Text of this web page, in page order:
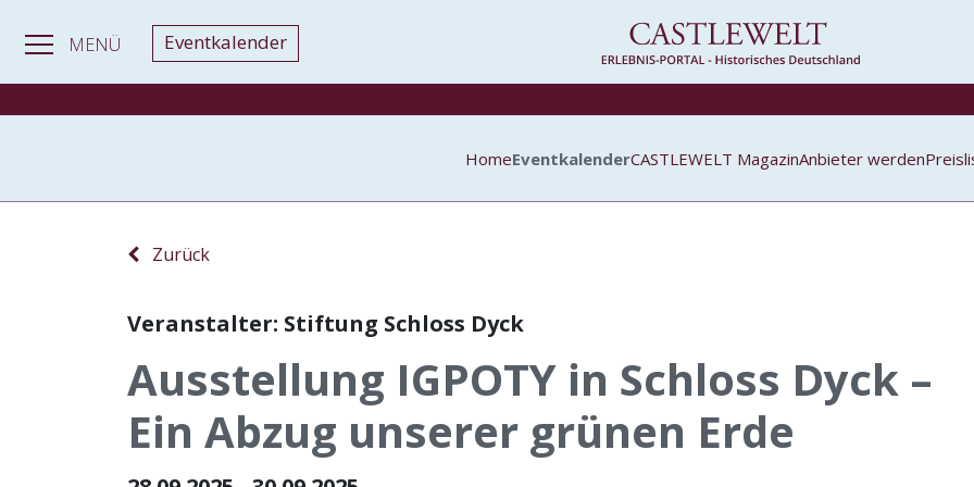
MENÜ Eventkalender
HomeEventkalenderCASTLEWELT MagazinAnbieter werden
Zurück
Veranstalter: Stiftung Schloss Dyck
Ausstellung IGPOTY in Schloss Dyck –
Ein Abzug unserer grünen Erde